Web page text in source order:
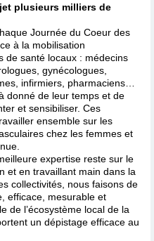
plusieurs milliers de
Journée du Coeur des
à la mobilisation
de santé locaux : médecins
gynécologues,
infirmiers, pharmaciens…
donné de leur temps et de
et sensibiliser. Ces
ensemble sur les
chez les femmes et
expertise reste sur le
et en travaillant main dans la
collectivités, nous faisons de
efficace, mesurable et
de l’écosystème local de la
un dépistage efficace au